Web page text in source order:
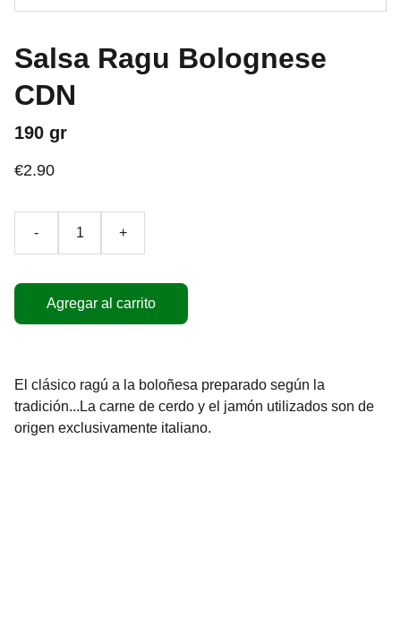
Salsa Ragu Bolognese
CDN
190 gr
€2.90
- +
Agregar al carrito
El clásico ragú a la boloñesa preparado según la
tradición...La carne de cerdo y el jamón utilizados son de
origen exclusivamente italiano.